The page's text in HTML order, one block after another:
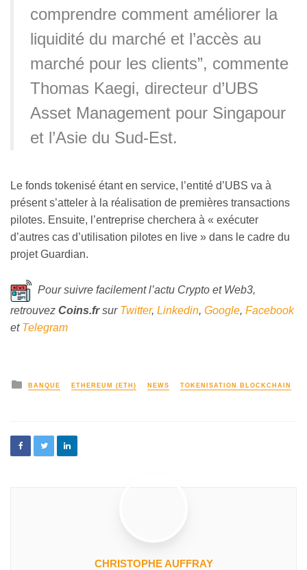
comprendre comment améliorer la
liquidité du marché et l’accès au
marché pour les clients”, commente
Thomas Kaegi, directeur d’UBS
Asset Management pour Singapour
et l’Asie du Sud-Est.
Le fonds tokenisé étant en service, l’entité d’UBS va à
présent s’atteler à la réalisation de premières transactions
pilotes. Ensuite, l’entreprise cherchera à « exécuter
d’autres cas d’utilisation pilotes en live » dans le cadre du
projet Guardian.
Pour suivre facilement l’actu Crypto et Web3,
retrouvez Coins.frsur Twitter, Linkedin, Google, Facebook
et Telegram
BANQUE ETHEREUM (ETH) NEWS TOKENISATION BLOCKCHAIN
CHRISTOPHE AUFFRAY